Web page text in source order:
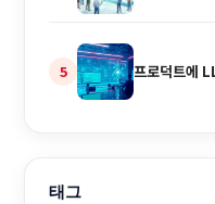
5 프로덕트에
태그